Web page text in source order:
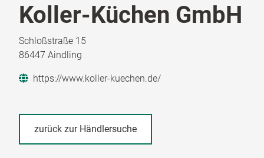
Koller-Küchen GmbH
Schloßstraße 15
86447 Aindling
https://www.koller-kuechen.de/
zurück zur Händlersuche